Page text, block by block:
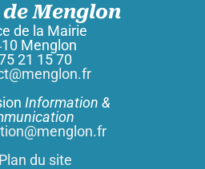
Menglon
de la Mairie
Menglon
21 15 70
Information &
du site